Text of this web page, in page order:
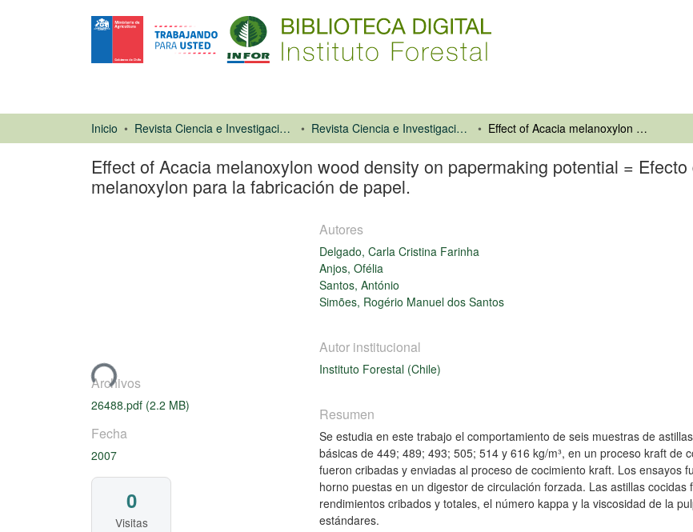
Inicio Revista Ciencia e Investigación Forestal (CIFOR) Revista Ciencia e Investigación Forestal Effect of Acacia melanoxylon wood density on papermaking potential = Efecto de la densidad en madera en Acacia melanoxylon para la fabricación de papel.
Effect of Acacia melanoxylon wood density on papermaking potential =
melanoxylon para la fabricación de papel.
Cargando...
Archivos
26488.pdf (2.2 MB)
Fecha
2007
0
Visitas
Autores
Delgado, Carla Cristina Farinha
Anjos, Ofélia
Santos, António
Simões, Rogério Manuel dos Santos
Autor institucional
Instituto Forestal (Chile)
Resumen
Se estudia en este trabajo el comportamiento de seis muestras de
básicas de 449; 489; 493; 505; 514 y 616 kg/m³, en un proceso kraft de
fueron cribadas y enviadas al proceso de cocimiento kraft. Los ensayos
horno puestas en un digestor de circulación forzada. Las astillas
rendimientos cribados y totales, el número kappa y la viscosidad de la
estándares.